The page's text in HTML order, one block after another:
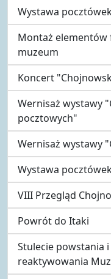
Wystawa
Montaż
muzeum
Koncert
Wernisaż wystawy
pocztowych"
Wernisaż wystawy
Wystawa
VIII Przegląd
Powrót do Itaki
Stulecie powstania
reaktywowania